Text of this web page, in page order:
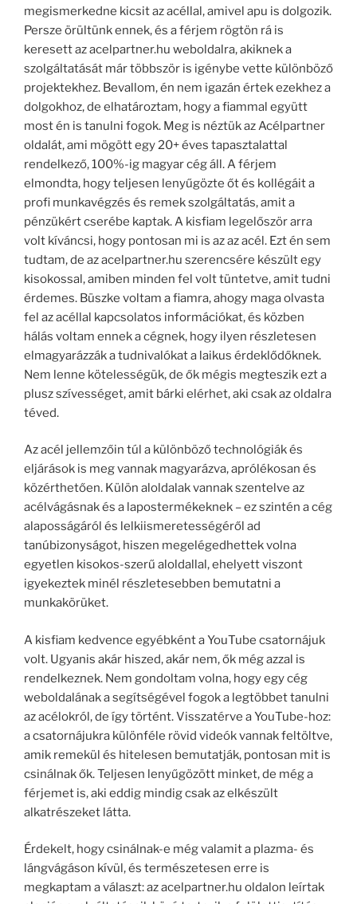
megismerkedne kicsit az acéllal, amivel apu is dolgozik.
Persze örültünk ennek, és a férjem rögtön rá is
keresett az acelpartner.hu weboldalra, akiknek a
szolgáltatását már többször is igénybe vette különböző
projektekhez. Bevallom, én nem igazán értek ezekhez a
dolgokhoz, de elhatároztam, hogy a fiammal együtt
most én is tanulni fogok. Meg is néztük az Acélpartner
oldalát, ami mögött egy 20+ éves tapasztalattal
rendelkező, 100%-ig magyar cég áll. A férjem
elmondta, hogy teljesen lenyűgözte őt és kollégáit a
profi munkavégzés és remek szolgáltatás, amit a
pénzükért cserébe kaptak. A kisfiam legelőször arra
volt kíváncsi, hogy pontosan mi is az az acél. Ezt én sem
tudtam, de az acelpartner.hu szerencsére készült egy
kisokossal, amiben minden fel volt tüntetve, amit tudni
érdemes. Büszke voltam a fiamra, ahogy maga olvasta
fel az acéllal kapcsolatos információkat, és közben
hálás voltam ennek a cégnek, hogy ilyen részletesen
elmagyarázzák a tudnivalókat a laikus érdeklődőknek.
Nem lenne kötelességük, de ők mégis megteszik ezt a
plusz szívességet, amit bárki elérhet, aki csak az oldalra
téved.
Az acél jellemzőin túl a különböző technológiák és
eljárások is meg vannak magyarázva, aprólékosan és
közérthetően. Külön aloldalak vannak szentelve az
acélvágásnak és a lapostermékeknek – ez szintén a cég
alaposságáról és lelkiismeretességéről ad
tanúbizonyságot, hiszen megelégedhettek volna
egyetlen kisokos-szerű aloldallal, ehelyett viszont
igyekeztek minél részletesebben bemutatni a
munkakörüket.
A kisfiam kedvence egyébként a YouTube csatornájuk
volt. Ugyanis akár hiszed, akár nem, ők még azzal is
rendelkeznek. Nem gondoltam volna, hogy egy cég
weboldalának a segítségével fogok a legtöbbet tanulni
az acélokról, de így történt. Visszatérve a YouTube-hoz:
a csatornájukra különféle rövid videók vannak feltöltve,
amik remekül és hitelesen bemutatják, pontosan mit is
csinálnak ők. Teljesen lenyűgözött minket, de még a
férjemet is, aki eddig mindig csak az elkészült
alkatrészeket látta.
Érdekelt, hogy csinálnak-e még valamit a plazma- és
lángvágáson kívül, és természetesen erre is
megkaptam a választ: az acelpartner.hu oldalon leírtak